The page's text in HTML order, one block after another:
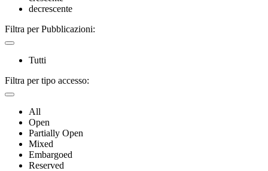
decrescente
Filtra per Pubblicazioni:
Tutti
Filtra per tipo accesso:
All
Open
Partially Open
Mixed
Embargoed
Reserved